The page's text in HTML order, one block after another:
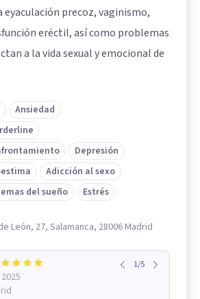
eyaculación precoz, vaginismo,
eréctil, así como problemas
a la vida sexual y emocional de
Ansiedad
Depresión
Adicción al sexo
del sueño
Estrés
León, 27, Salamanca, 28006 Madrid
1/5